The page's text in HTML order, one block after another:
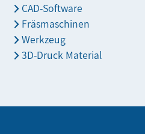
CAD-Software
Fräsmaschinen
Werkzeug
3D-Druck Material